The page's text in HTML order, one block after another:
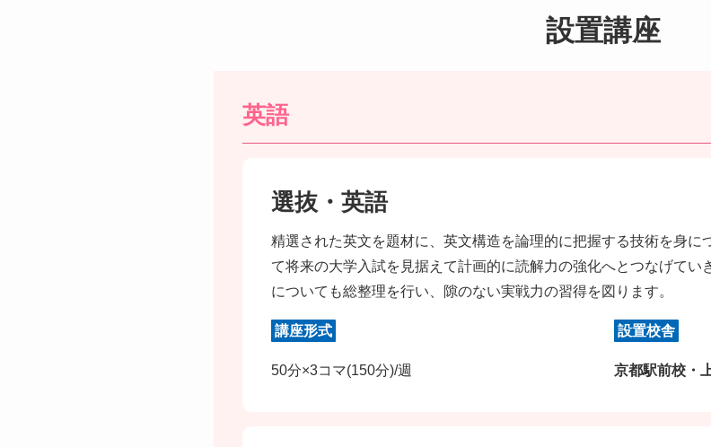
設置講座
英語
選抜・英語
精選された英文を題材に、英文構造を論理的に把握する技術を身に
て将来の大学入試を見据えて計画的に読解力の強化へとつなげてい
についても総整理を行い、隙のない実戦力の習得を図ります。
講座形式
50分×3コマ(150分)/週
設置校舎
京都駅前校・